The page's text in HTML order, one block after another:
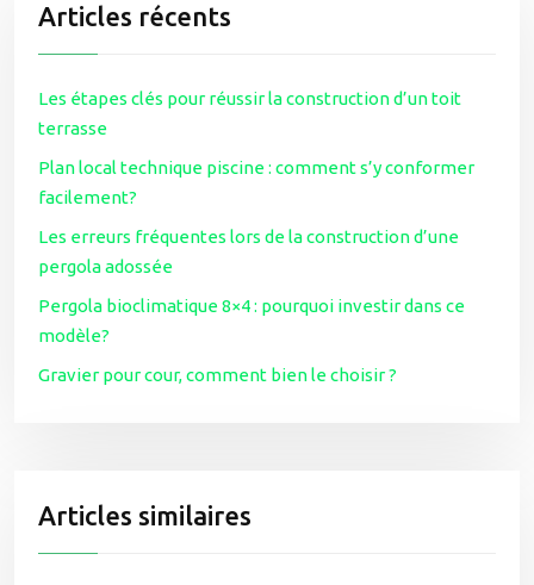
Articles récents
Les étapes clés pour réussir la construction d’un toit
terrasse
Plan local technique piscine : comment s’y conformer
facilement?
Les erreurs fréquentes lors de la construction d’une
pergola adossée
Pergola bioclimatique 8×4 : pourquoi investir dans ce
modèle?
Gravier pour cour, comment bien le choisir ?
Articles similaires